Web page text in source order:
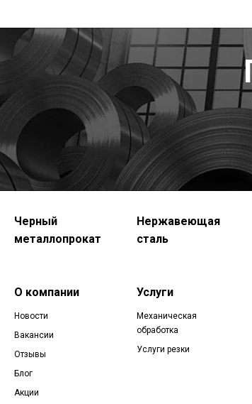
Черный
металлопрокат
Нержавеющая
сталь
О компании
Новости
Вакансии
Отзывы
Блог
Акции
Услуги
Механическая
обработка
Услуги резки